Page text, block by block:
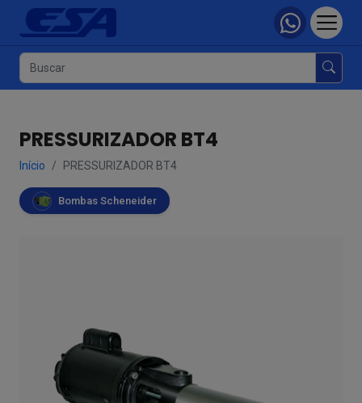
PRESSURIZADOR BT4
Início PRESSURIZADOR BT4
Bombas Scheneider